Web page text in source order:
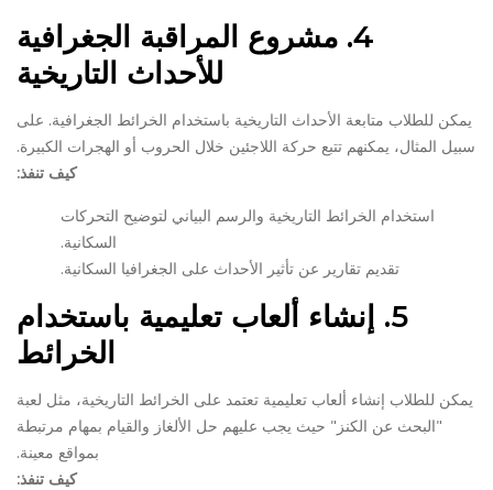
4.
مشروع المراقبة الجغرافية
للأحداث التاريخية
يمكن للطلاب متابعة الأحداث التاريخية باستخدام الخرائط الجغرافية. على
سبيل المثال، يمكنهم تتبع حركة اللاجئين خلال الحروب أو الهجرات الكبيرة.
كيف تنفذ:
استخدام الخرائط التاريخية والرسم البياني لتوضيح التحركات
السكانية.
تقديم تقارير عن تأثير الأحداث على الجغرافيا السكانية.
5.
إنشاء ألعاب تعليمية باستخدام
الخرائط
يمكن للطلاب إنشاء ألعاب تعليمية تعتمد على الخرائط التاريخية، مثل لعبة
"البحث عن الكنز" حيث يجب عليهم حل الألغاز والقيام بمهام مرتبطة
بمواقع معينة.
كيف تنفذ: